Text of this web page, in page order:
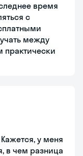
время
с
между
практически
у меня
в чем разница